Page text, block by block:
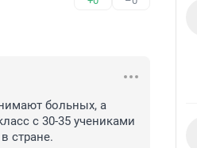
больных, а
с 30-35 учениками
стране.